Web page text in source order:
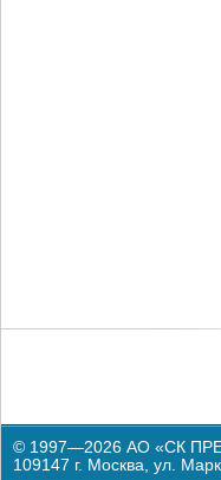
© 1997—2026 АО «СК
109147 г. Москва, ул.